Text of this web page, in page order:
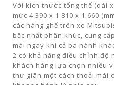
Với kích thước tổng thể (dài
mức 4.390 x 1.810 x 1.660
các hàng ghế trên xe
bậc nhất phân khúc, cung
mái ngay khi cả ba hành
2 có khả năng điều chỉnh độ
khách hàng lựa chọn nhiều
thư giãn một cách thoải mái